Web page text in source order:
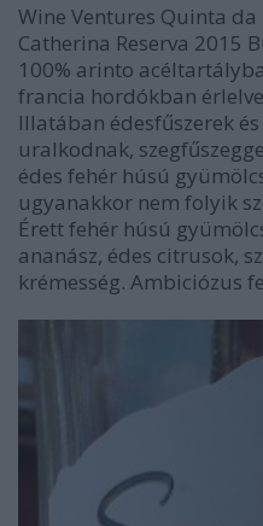
Wine Ventures Quinta
Catherina Reserva 2015
100% arinto
francia hordókban
Illatában édesfűszerek
uralkodnak,
édes fehér húsú
ugyanakkor nem folyik
Érett fehér húsú
ananász, édes citrusok,
krémesség. Ambiciózus